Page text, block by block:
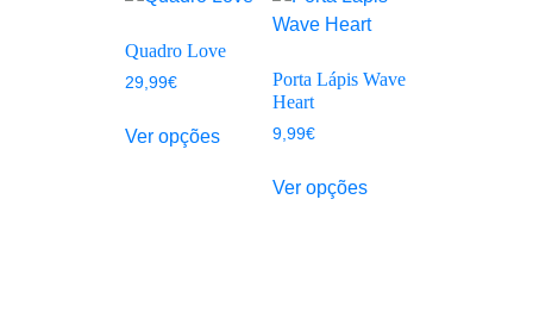
Quadro Love
29,99€
Ver opções
Porta Lápis Wave
Heart
9,99€
Ver opções